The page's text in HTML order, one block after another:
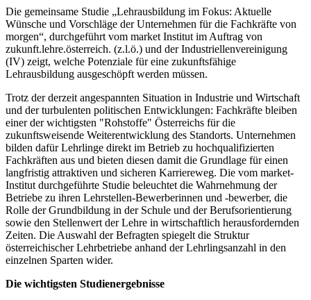
Die gemeinsame Studie „Lehrausbildung im Fokus: Aktuelle
Wünsche und Vorschläge der Unternehmen für die Fachkräfte von
morgen“, durchgeführt vom market Institut im Auftrag von
zukunft.lehre.österreich. (z.l.ö.) und der Industriellenvereinigung
(IV) zeigt, welche Potenziale für eine zukunftsfähige
Lehrausbildung ausgeschöpft werden müssen.
Trotz der derzeit angespannten Situation in Industrie und Wirtschaft
und der turbulenten politischen Entwicklungen: Fachkräfte bleiben
einer der wichtigsten "Rohstoffe" Österreichs für die
zukunftsweisende Weiterentwicklung des Standorts. Unternehmen
bilden dafür Lehrlinge direkt im Betrieb zu hochqualifizierten
Fachkräften aus und bieten diesen damit die Grundlage für einen
langfristig attraktiven und sicheren Karriereweg. Die vom market-
Institut durchgeführte Studie beleuchtet die Wahrnehmung der
Betriebe zu ihren Lehrstellen-Bewerberinnen und -bewerber, die
Rolle der Grundbildung in der Schule und der Berufsorientierung
sowie den Stellenwert der Lehre in wirtschaftlich herausfordernden
Zeiten. Die Auswahl der Befragten spiegelt die Struktur
österreichischer Lehrbetriebe anhand der Lehrlingsanzahl in den
einzelnen Sparten wider.
Die wichtigsten Studienergebnisse